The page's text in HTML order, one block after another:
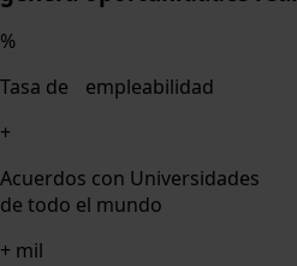
%
Tasa de empleabilidad
+
Acuerdos con Universidades
de todo el mundo
+ mil